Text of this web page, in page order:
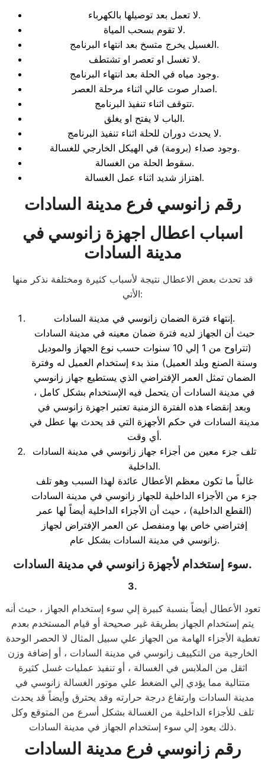
لا تعمل بعد توصيلها بالكهرباء.
لا تقوم بسحب المياة.
الغسيل يخرج متسخ بعد انتهاء البرنامج.
لا تغسل او تعصر او تشتطف.
وجود مياه في الحلة بعد انتهاء البرنامج.
اصدار صوت عالي اثناء مرحلة العصر.
تتوقف اثناء تنفيذ البرنامج.
الباب لا يفتح او يغلق.
لا يحدث دوران للحلة اثناء تنفيذ البرنامج.
وجود صداء (برومة) في الهيكل الخارجي للغسالة.
سقوط الحلة من الغسالة.
اهتزاز شديد اثناء عمل الغسالة.
رقم زانوسي فرع مدينة السادات
اسباب اعطال اجهزة زانوسي في
مدينة السادات
قد تحدث بعض الاعطال نتيجة لأسباب كثيرة ومختلفة نذكر منها
الأتي:
إنتهاء فترة الضمان زانوسي في مدينة السادات.
حيث أن الجهاز لديه فترة ضمان معينه في مدينة السادات
(تتراوح من 1 إلي 10 سنوات حسب نوع الجهاز والموديل
وسنة الصنع وبلد العميل) منذ بدء إستخدام العميل له وفترة
الضمان تمثل العمر الإفتراضي الذي يستطيع جهاز زانوسي
في مدينة السادات أن يتحمل فيه الإستخدام بشكل كامل ،
وبعد إنقضاء هذه الفترة الزمنية تعتبر اجهزة زانوسي في
مدينة السادات في حكم الأجهزة التي قد يحدث بها عطل في
أي وقت.
تلف جزء معين من أجزاء جهاز زانوسي في مدينة السادات
الداخلية.
غالباً ما تكون معظم الأعطال عائدة لهذا السبب وهو تلف
جزء من الأجزاء الداخلية للجهاز زانوسي في مدينة السادات
(القطع الداخلية) ، حيث أن الأجزاء الداخلية أيضاً لها عمر
إفتراضي خاص بها ومنفصل عن العمر الإفتراض لجهاز
زانوسي في مدينة السادات بشكل عام.
سوء إستخدام لأجهزة زانوسي في مدينة السادات.
3.
تعود الأعطال أيضاً بنسبة كبيرة إلي سوء إستخدام الجهاز ، حيث أنه
يتم إستخدام الجهاز بطريقة غير صحيحة أو قيام المستخدم بعدم
تغطية الأجزاء الهامة من الجهاز علي سبيل المثال لا الحصر الوحدة
الخارجية من التكييف زانوسي في مدينة السادات ، أو إضافة وزن
اثقل من الملابس في الغسالة ، أو تنفيذ عمليات غسل كثيرة
متتالية مما يؤدي إلي الضغط علي موتور الغسالة زانوسي في
مدينة السادات وارتفاع درجة حرارته وقد يحترق وأيضاً قد يحدث
تلف للأجزاء الداخلية من الغسالة بشكل أسرع من المتوقع وكل
ذلك يعود إلي سوء إستخدام الجهاز في مدينة السادات.
رقم زانوسي فرع مدينة السادات